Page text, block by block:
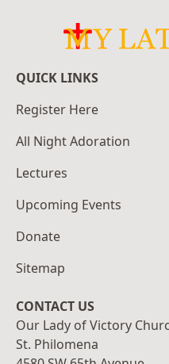
QUICK LINKS
Register Here
All Night Adoration
Lectures
Upcoming Events
Donate
Sitemap
CONTACT US
Our Lady of Victory
St. Philomena